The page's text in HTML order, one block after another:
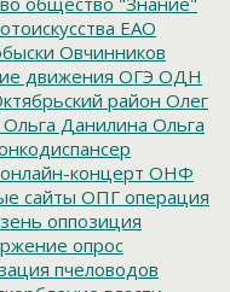
ЕАО
Овчинников
движения ОГЭ ОДН
район Олег
Ольга Данилина Ольга
онлайн-концерт ОНФ
сайты ОПГ операция
оппозиция
опрос
пчеловодов